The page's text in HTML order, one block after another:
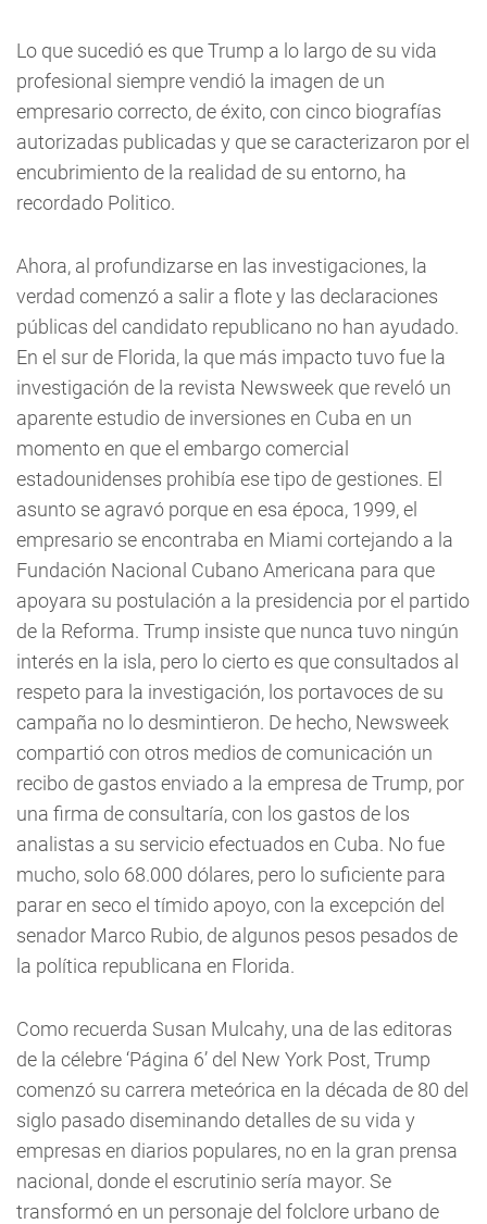
Lo que sucedió es que Trump a lo largo de su vida
profesional siempre vendió la imagen de un
empresario correcto, de éxito, con cinco biografías
autorizadas publicadas y que se caracterizaron por el
encubrimiento de la realidad de su entorno, ha
recordado Politico.
Ahora, al profundizarse en las investigaciones, la
verdad comenzó a salir a flote y las declaraciones
públicas del candidato republicano no han ayudado.
En el sur de Florida, la que más impacto tuvo fue la
investigación de la revista Newsweek que reveló un
aparente estudio de inversiones en Cuba en un
momento en que el embargo comercial
estadounidenses prohibía ese tipo de gestiones. El
asunto se agravó porque en esa época, 1999, el
empresario se encontraba en Miami cortejando a la
Fundación Nacional Cubano Americana para que
apoyara su postulación a la presidencia por el partido
de la Reforma. Trump insiste que nunca tuvo ningún
interés en la isla, pero lo cierto es que consultados al
respeto para la investigación, los portavoces de su
campaña no lo desmintieron. De hecho, Newsweek
compartió con otros medios de comunicación un
recibo de gastos enviado a la empresa de Trump, por
una firma de consultaría, con los gastos de los
analistas a su servicio efectuados en Cuba. No fue
mucho, solo 68.000 dólares, pero lo suficiente para
parar en seco el tímido apoyo, con la excepción del
senador Marco Rubio, de algunos pesos pesados de
la política republicana en Florida.
Como recuerda Susan Mulcahy, una de las editoras
de la célebre ‘Página 6’ del New York Post, Trump
comenzó su carrera meteórica en la década de 80 del
siglo pasado diseminando detalles de su vida y
empresas en diarios populares, no en la gran prensa
nacional, donde el escrutinio sería mayor. Se
transformó en un personaje del folclore urbano de